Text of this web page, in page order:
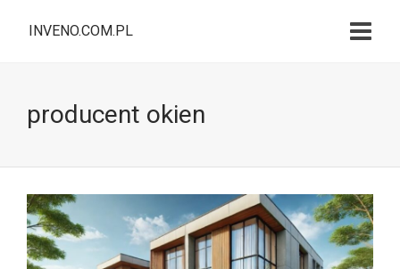
INVENO.COM.PL
producent okien